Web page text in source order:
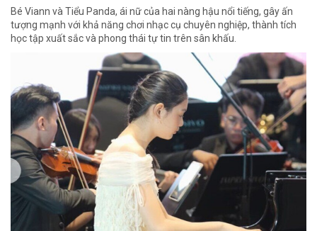
Bé Viann và Tiểu Panda, ái nữ của hai nàng hậu nổi tiếng, gây ấn
tượng mạnh với khả năng chơi nhạc cụ chuyên nghiệp, thành tích
học tập xuất sắc và phong thái tự tin trên sân khấu.